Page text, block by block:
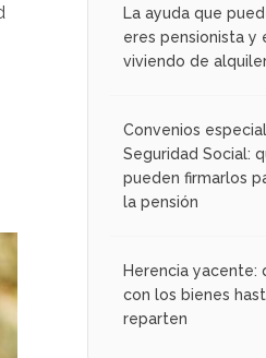
La ayuda que
eres pensionista y
viviendo de
Convenios
Seguridad Social:
pueden firmarlos
la pensión
Herencia yacente:
con los bienes
reparten